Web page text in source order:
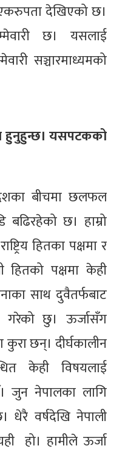
देखिएको छ।
छ। यसलाई
सञ्चारमाध्यमको
हुनुहुन्छ। यसपटकको
बीचमा छलफल
छ। हाम्रो
हितका पक्षमा र
पक्षमा केही
साथ दुवैतर्फबाट
छु। ऊर्जासँग
छन्। दीर्घकालीन
केही विषयलाई
जुन नेपालका लागि
धेरै वर्षदेखि नेपाली
हो। हामीले ऊर्जा